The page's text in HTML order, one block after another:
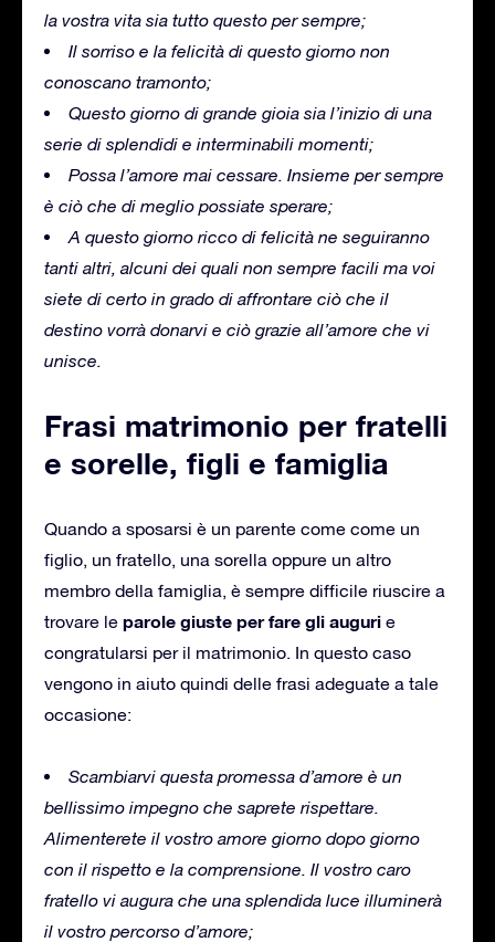
la vostra vita sia tutto questo per sempre;
Il sorriso e la felicità di questo giorno non
conoscano tramonto;
Questo giorno di grande gioia sia l’inizio di una
serie di splendidi e interminabili momenti;
Possa l’amore mai cessare. Insieme per sempre
è ciò che di meglio possiate sperare;
A questo giorno ricco di felicità ne seguiranno
tanti altri, alcuni dei quali non sempre facili ma voi
siete di certo in grado di affrontare ciò che il
destino vorrà donarvi e ciò grazie all’amore che vi
unisce.
Frasi matrimonio per fratelli
e sorelle, figli e famiglia
Quando a sposarsi è un parente come come un
figlio, un fratello, una sorella oppure un altro
membro della famiglia, è sempre difficile riuscire a
trovare le parole giuste per fare gli auguri e
congratularsi per il matrimonio. In questo caso
vengono in aiuto quindi delle frasi adeguate a tale
occasione:
Scambiarvi questa promessa d’amore è un
bellissimo impegno che saprete rispettare.
Alimenterete il vostro amore giorno dopo giorno
con il rispetto e la comprensione. Il vostro caro
fratello vi augura che una splendida luce illuminerà
il vostro percorso d’amore;